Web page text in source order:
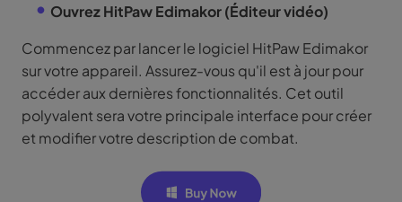
OuvrezHitPaw Edimakor (Éditeur vidéo)
Commencez par lancer le logiciel HitPaw Edimakor
sur votre appareil. Assurez-vous qu'il est à jour pour
accéder aux dernières fonctionnalités. Cet outil
polyvalent sera votre principale interface pour créer
et modifier votre description de combat.